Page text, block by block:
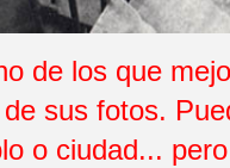
de los que
sus fotos.
o ciudad...